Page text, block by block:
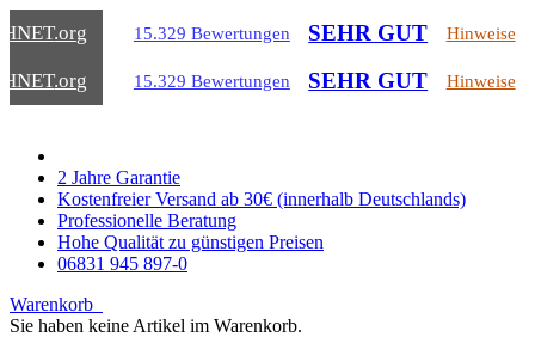
.org 15.329 Bewertungen SEHR GUT Hinweise
.org 15.329 Bewertungen SEHR GUT Hinweise
2 Jahre Garantie
Kostenfreier Versand ab 30€ (innerhalb Deutschlands)
Professionelle Beratung
Hohe Qualität zu günstigen Preisen
06831 945 897-0
Warenkorb
Sie haben keine Artikel im Warenkorb.